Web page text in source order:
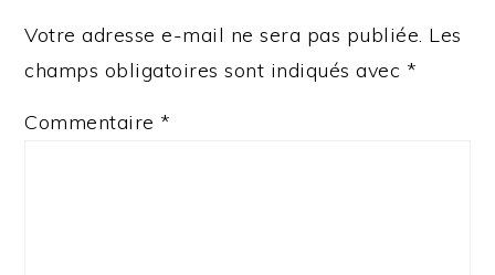
Votre adresse e-mail ne sera pas publiée. Les
champs obligatoires sont indiqués avec *
Commentaire *